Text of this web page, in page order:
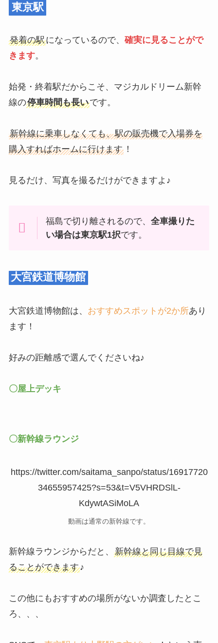
東京駅
発着の駅になっているので、 確実に見ることがで
きます。
始発・終着駅だからこそ、マジカルドリーム新幹
線の停車時間も長いです。
新幹線に乗車しなくても、駅の販売機で入場券を
購入すればホームに行けます！
見るだけ、写真を撮るだけができますよ♪
福島で切り離されるので、全車撮りた
い場合は東京駅1択です。
大宮鉄道博物館
大宮鉄道博物館は、 おすすめスポットが2か所あり
ます！
好みの距離感で選んでくださいね♪
〇屋上デッキ
〇新幹線ラウンジ
https://twitter.com/saitama_sanpo/status/16917720
34655957425?s=53&t=V5VHRDSlL-
KdywtASiMoLA
動画は通常の新幹線です。
新幹線ラウンジからだと、 新幹線と同じ目線で見
ることができます♪
この他にもおすすめの場所がないか調査したとこ
ろ、、、